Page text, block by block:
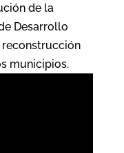
de la
Desarrollo
municipios.